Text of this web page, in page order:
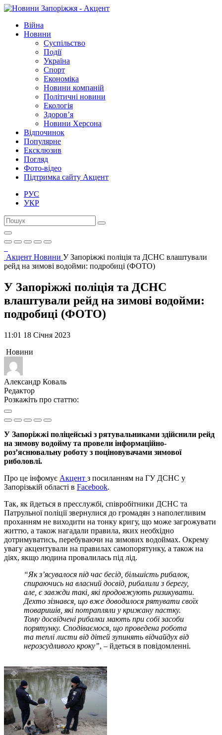
Війна
Новини
Суспільство
Події
Україна
Спорт
Економіка
Новини компаній
Політичні новини
Екологія
Здоров’я
Новини Херсона
Відпочинок
Популярне
Ексклюзив
Погляд
Фото-відео
Підтримка сайту Акцент
РУС
УКР
Акцент Новини У Запоріжжі поліція та ДСНС влаштували
рейд на зимові водойми: подробиці (ФОТО)
У Запоріжжі поліція та ДСНС
влаштували рейд на зимові водойми:
подробиці (ФОТО)
11:01 18 Січня 2023
Новини
Александр Коваль
Редактор
Розкажіть про статтю:
У Запоріжжі поліцейські з рятувальниками здійснили рейд
на зимову водойму та провели інформаційно-
роз’яснювальну роботу з поціновувачами зимової
риболовлі.
Про це інфомує Акцент з посиланням на ГУ ДСНС у
Запорізькій області в Facebook.
Так, як йдеться в пресслужбі, співробітники ДСНС та
Патрульної поліції звернулися до громадян з наполегливим
проханням не виходити на тонку кригу, що може загрожувати
життю, а також нагадали правила, яких необхідно
дотримуватись, перебуваючи на зимових водоймах. Окрему
увагу акцентували на правилах самопорятунку, а також на
діях, якщо людина провалилась під лід.
“Як з’ясувалося під час бесід, більшість рибалок,
спираючись на власний досвід, рибалили з берегу,
але, є завжди такі, які продовжують ризикувати.
Дехто зізнався, що вже доводилося рятувати своїх
товаришів, які потрапляли у крижану пастку.
Тому досвідчені рибалки мають при собі засоби
порятунку. Сподіваємося, що проведена робота
та теплі листи від дітей зупинять відчайдух від
нерозсудливого кроку”, – йдеться в повідомленні.